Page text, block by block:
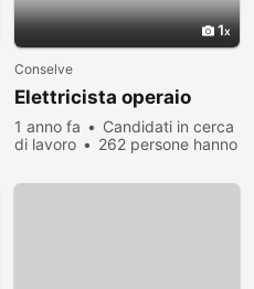
1
Conselve
Elettricista operaio
1 anno fa
Candidati in cerca
di lavoro
262 persone hanno